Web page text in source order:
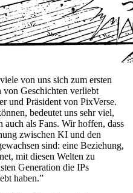
von uns sich zum ersten
Geschichten verliebt
und Präsident von PixVerse.
bedeutet uns sehr viel,
auch als Fans. Wir hoffen, dass
zwischen KI und den
sind: eine Beziehung,
mit diesen Welten zu
Generation die IPs
haben.”